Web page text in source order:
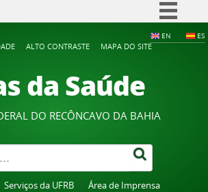
Participe
Acesso à informação
Legislação
Canais
EN ES
ALTO CONTRASTE
MAPA DO SITE
da Saúde
DO RECÔNCAVO DA BAHIA
Serviços da UFRB Área de Imprensa